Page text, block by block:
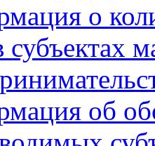
о
субъектах
об